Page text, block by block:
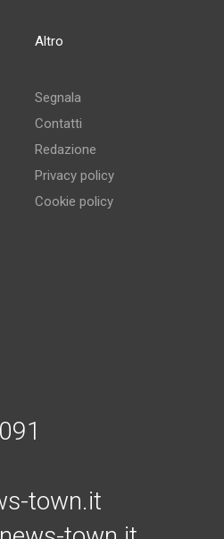
Altro
Segnala
Contatti
Redazione
Privacy policy
Cookie policy
town.it